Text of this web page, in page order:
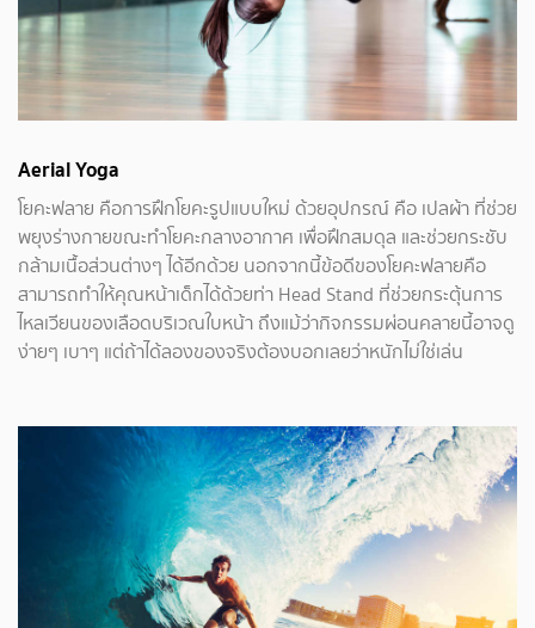
Aerial Yoga
โยคะฟลาย คือการฝึกโยคะรูปแบบใหม่ ด้วยอุปกรณ์ คือ เปลผ้า ที่ช่วย
พยุงร่างกายขณะทำโยคะกลางอากาศ เพื่อฝึกสมดุล และช่วยกระชับ
กล้ามเนื้อส่วนต่างๆ ได้อีกด้วย นอกจากนี้ข้อดีของโยคะฟลายคือ
สามารถทำให้คุณหน้าเด็กได้ด้วยท่า Head Stand ที่ช่วยกระตุ้นการ
ไหลเวียนของเลือดบริเวณใบหน้า ถึงแม้ว่ากิจกรรมผ่อนคลายนี้อาจดู
ง่ายๆ เบาๆ แต่ถ้าได้ลองของจริงต้องบอกเลยว่าหนักไม่ใช่เล่น